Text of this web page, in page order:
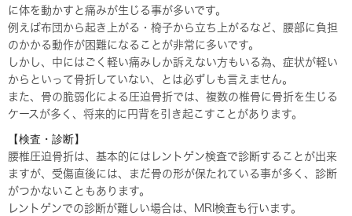
に体を動かすと痛みが生じる事が多いです。
例えば布団から起き上がる・椅子から立ち上がるなど、腰部に負担
のかかる動作が困難になることが非常に多いです。
しかし、中にはごく軽い痛みしか訴えない方もいる為、症状が軽い
からといって骨折していない、とは必ずしも言えません。
また、骨の脆弱化による圧迫骨折では、複数の椎骨に骨折を生じる
ケースが多く、将来的に円背を引き起こすことがあります。
【検査・診断】
腰椎圧迫骨折は、基本的にはレントゲン検査で診断することが出来
ますが、受傷直後には、まだ骨の形が保たれている事が多く、診断
がつかないこともあります。
レントゲンでの診断が難しい場合は、MRI検査も行います。